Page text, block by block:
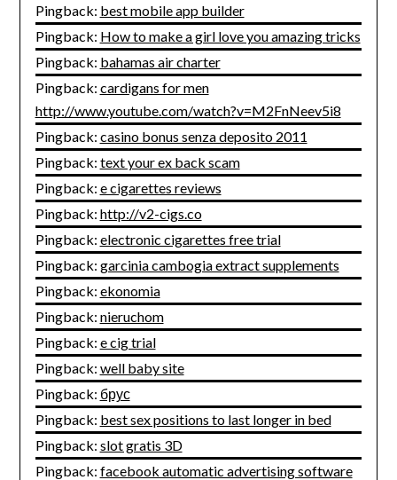
Pingback: best mobile app builder
Pingback: How to make a girl love you amazing tricks
Pingback: bahamas air charter
Pingback: cardigans for men
http://www.youtube.com/watch?v=M2FnNeev5i8
Pingback: casino bonus senza deposito 2011
Pingback: text your ex back scam
Pingback: e cigarettes reviews
Pingback: http://v2-cigs.co
Pingback: electronic cigarettes free trial
Pingback: garcinia cambogia extract supplements
Pingback: ekonomia
Pingback: nieruchom
Pingback: e cig trial
Pingback: well baby site
Pingback: брус
Pingback: best sex positions to last longer in bed
Pingback: slot gratis 3D
Pingback: facebook automatic advertising software